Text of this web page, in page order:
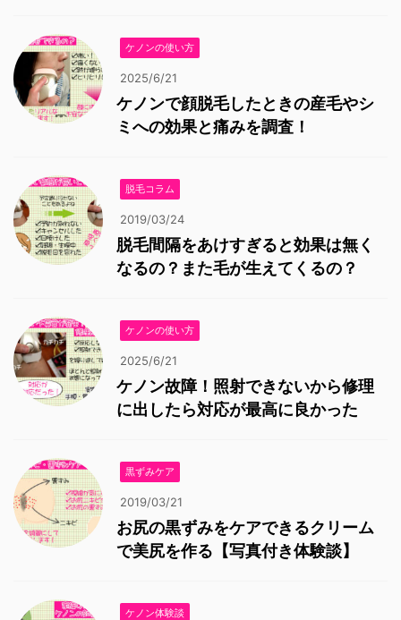
ケノンの使い方
2025/6/21
ケノンで顔脱毛したときの産毛やシ
ミへの効果と痛みを調査！
脱毛コラム
2019/03/24
脱毛間隔をあけすぎると効果は無く
なるの？また毛が生えてくるの？
ケノンの使い方
2025/6/21
ケノン故障！照射できないから修理
に出したら対応が最高に良かった
黒ずみケア
2019/03/21
お尻の黒ずみをケアできるクリーム
で美尻を作る【写真付き体験談】
ケノン体験談